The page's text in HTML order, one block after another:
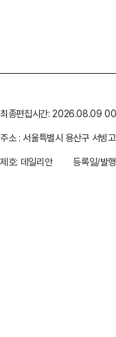
최종편집시간: 2026.08.09
주소 : 서울특별시 용산구 서빙
제호: 데일리안
등록일/발